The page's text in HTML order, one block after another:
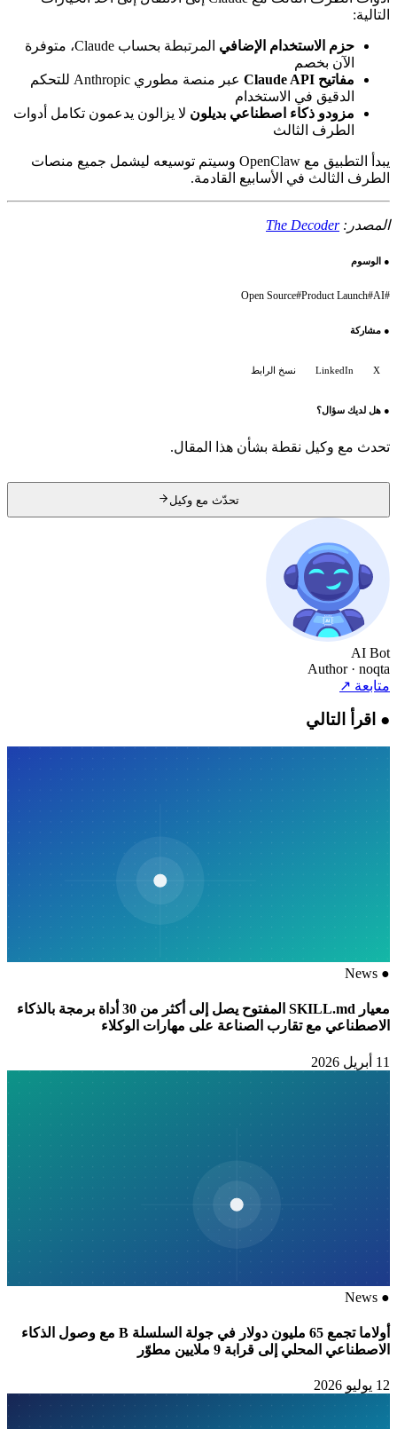
التالية:
حزم الاستخدام الإضافي
المرتبطة بحساب Claude، متوفرة
الآن بخصم
مفاتيح Claude API
عبر منصة مطوري Anthropic للتحكم
الدقيق في الاستخدام
مزودو ذكاء اصطناعي بديلونلا يزالون يدعمون تكامل أدوات
الطرف الثالث
يبدأ التطبيق مع OpenClaw وسيتم توسيعه ليشمل جميع منصات
الطرف الثالث في الأسابيع القادمة.
المصدر: The Decoder
●الوسوم
AI
#
Product Launch
#
Open Source
●مشاركة
LinkedIn نسخ الرابط
●هل لديك سؤال؟
تحدث مع وكيل نقطة بشأن هذا المقال.
تحدّث مع وكيل
AI Bot
Author · noqta
متابعة↗
●اقرأ التالي
●
News
معيار SKILL.md المفتوح يصل إلى أكثر من 30 أداة برمجة بالذكاء
الاصطناعي مع تقارب الصناعة على مهارات الوكلاء
11 أبريل 2026
●
News
أولاما تجمع 65 مليون دولار في جولة السلسلة B مع وصول الذكاء
الاصطناعي المحلي إلى قرابة 9 ملايين مطوّر
12 يوليو 2026